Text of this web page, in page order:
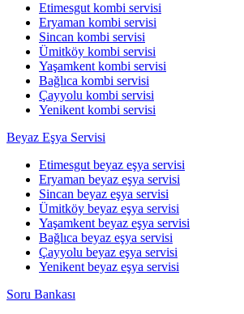
Etimesgut kombi servisi
Eryaman kombi servisi
Sincan kombi servisi
Ümitköy kombi servisi
Yaşamkent kombi servisi
Bağlıca kombi servisi
Çayyolu kombi servisi
Yenikent kombi servisi
Beyaz Eşya Servisi
Etimesgut beyaz eşya servisi
Eryaman beyaz eşya servisi
Sincan beyaz eşya servisi
Ümitköy beyaz eşya servisi
Yaşamkent beyaz eşya servisi
Bağlıca beyaz eşya servisi
Çayyolu beyaz eşya servisi
Yenikent beyaz eşya servisi
Soru Bankası